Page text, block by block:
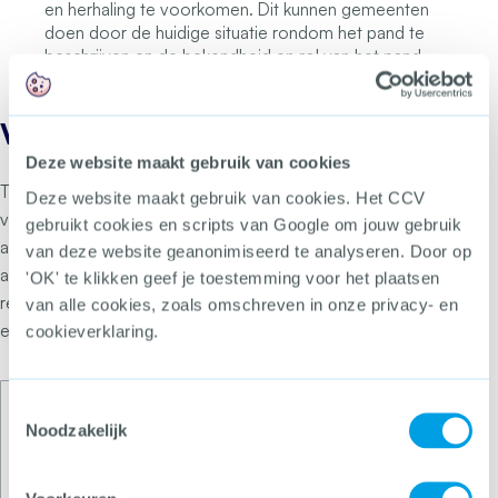
Deze website maakt gebruik van cookies
Deze website maakt gebruik van cookies. Het CCV
gebruikt cookies en scripts van Google om jouw gebruik
van deze website geanonimiseerd te analyseren. Door op
'OK' te klikken geef je toestemming voor het plaatsen
van alle cookies, zoals omschreven in onze privacy- en
cookieverklaring.
Noodzakelijk
en herhaling te voorkomen. Dit kunnen gemeenten
doen door de huidige situatie rondom het pand te
beschrijven en de bekendheid en rol van het pand
binnen het drugscircuit te motiveren.
Vragen en antwoorden
Tijdens het webinar hebben deelnemers verschillende
vragen aan de spreker gesteld. Hieronder staan de
antwoorden op deze vragen. Voor de leesbaarheid zijn de
antwoorden vereenvoudigd. Aan de inhoud kunnen geen
rechten worden ontleend; in concrete gevallen blijft altijd
een casus-specifieke juridische beoordeling noodzakelijk.
opgelegd worden?